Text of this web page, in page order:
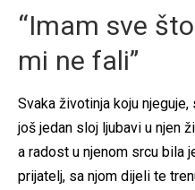
“Imam sve
mi ne fali”
Svaka životinja koju
još jedan sloj ljubavi u njen
a radost u njenom srcu bila
prijatelj, sa njom dijeli te